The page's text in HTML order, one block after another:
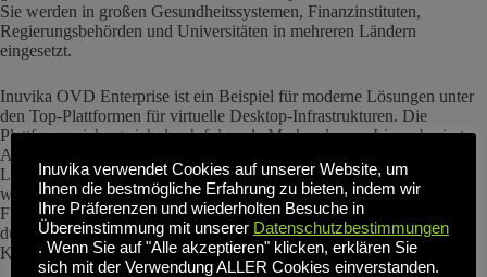
Sie werden in großen Gesundheitssystemen, Finanzinstituten,
Regierungsbehörden und Universitäten in mehreren Ländern
eingesetzt.
Inuvika OVD Enterprise ist ein Beispiel für moderne Lösungen unter
den Top-Plattformen für virtuelle Desktop-Infrastrukturen. Die
Plattform zeichnet sich durch folgende Merkmale aus: Linux-basierte
Architektur, die die Abhängigkeit von Microsoft-Lizenzen beseitigt,
Lizenzierung für gleichzeitige Benutzer, die die tatsächliche Nutzung
widerspiegelt, Hypervisor- und Cloud-Agnostizismus, der die
Flexibilität der Infrastruktur gewährleistet, vereinfachte Verwaltung
durch webbasierte Administrationskonsolen und massive
Kostenreduzierung von bis zu 60%.
Inuvika verwendet Cookies auf unserer Website, um
Ihnen die bestmögliche Erfahrung zu bieten, indem wir
Ihre Präferenzen und wiederholten Besuche in
Übereinstimmung mit unserer Datenschutzbestimmungen
. Wenn Sie auf "Alle akzeptieren" klicken, erklären Sie
sich mit der Verwendung ALLER Cookies einverstanden.